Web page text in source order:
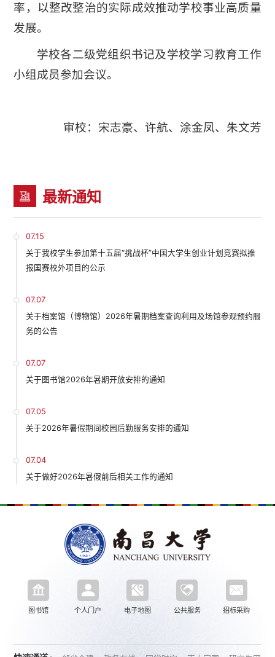
率，以整改整治的实际成效推动学校事业高质量
发展。
学校各二级党组织书记及学校学习教育工作
小组成员参加会议。
审校：宋志豪、许航、涂金凤、朱文芳
最新通知
07.15
关于我校学生参加第十五届“挑战杯”中国大学生创业计划竞赛拟推
报国赛校外项目的公示
07.07
关于档案馆（博物馆）2026年暑期档案查询利用及场馆参观预约服
务的公告
07.07
关于图书馆2026年暑期开放安排的通知
07.05
关于2026年暑假期间校园后勤服务安排的通知
07.04
关于做好2026年暑假前后相关工作的通知
图书馆 个人门户 电子地图 公共服务 招标采购